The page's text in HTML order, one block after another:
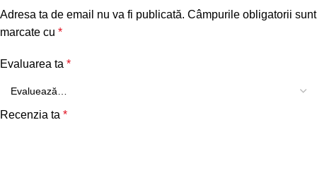
Adresa ta de email nu va fi publicată. Câmpurile obligatorii sunt
marcate cu *
Evaluarea ta *
Recenzia ta *